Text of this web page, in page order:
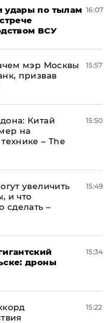
удары по тылам
ВСУ
16:07
мэр Москвы
призвав
15:57
Китай
на
– The
15:50
увеличить
и что
сделать –
15:49
дроны
15:34
15:22